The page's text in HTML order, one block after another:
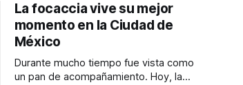
La focaccia vive su mejor
momento en la Ciudad de
México
Durante mucho tiempo fue vista como
un pan de acompañamiento. Hoy, la